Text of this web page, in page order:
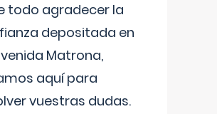
todo agradecer la
depositada en
Matrona,
aquí para
vuestras dudas.